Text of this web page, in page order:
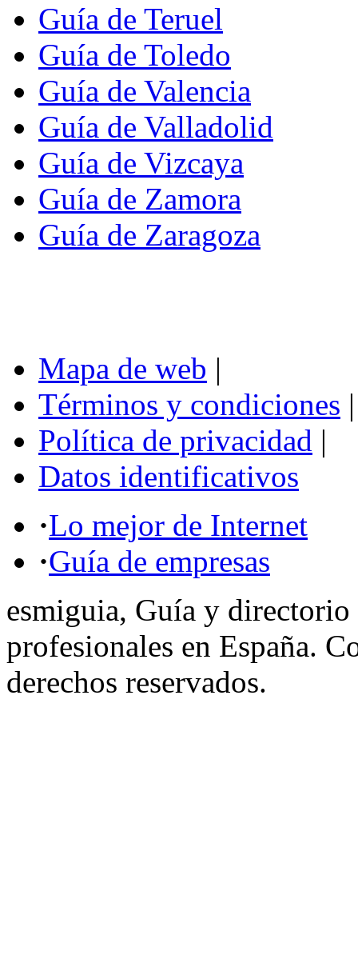
Guía de Teruel
Guía de Toledo
Guía de Valencia
Guía de Valladolid
Guía de Vizcaya
Guía de Zamora
Guía de Zaragoza
Mapa de web |
Términos y condiciones |
Política de privacidad |
Datos identificativos
·Lo mejor de Internet
·Guía de empresas
esmiguia, Guía y directorio
profesionales en España.
derechos reservados.